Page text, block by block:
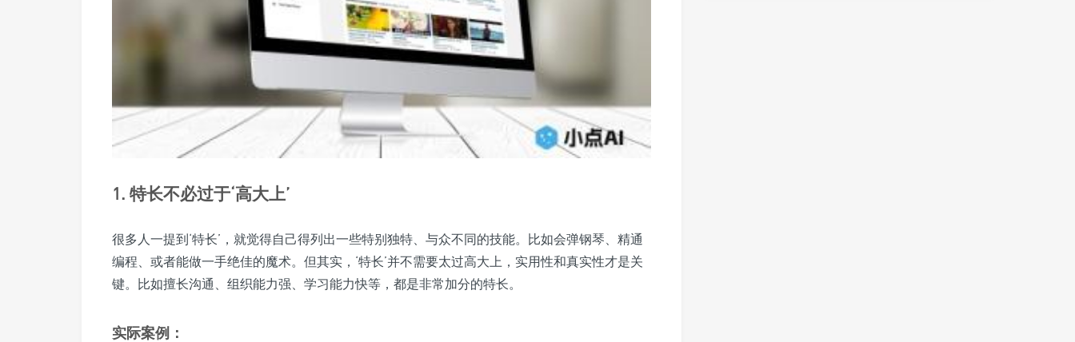
1. 特长不必过于‘高大上’
很多人一提到‘特长’，就觉得自己得列出一些特别独特、与众不同的技能。比如会弹钢琴、精通
编程、或者能做一手绝佳的魔术。但其实，‘特长’并不需要太过高大上，实用性和真实性才是关
键。比如擅长沟通、组织能力强、学习能力快等，都是非常加分的特长。
实际案例：